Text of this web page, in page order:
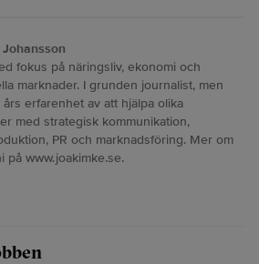
fokus på näringsliv, ekonomi och
marknader. I grunden journalist, men
erfarenhet av att hjälpa olika
med strategisk kommunikation,
PR och marknadsföring. Mer om
på www.joakimke.se.